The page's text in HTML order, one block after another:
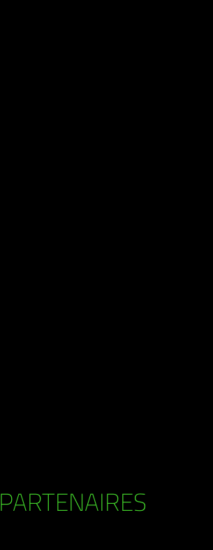
PARTENAIRES